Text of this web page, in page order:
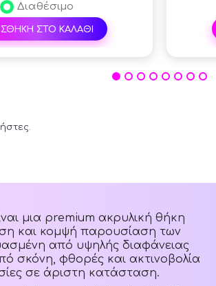
Διαθέσιμο
ΣΤΟ ΚΑΛΑΘΙ
μια premium ακρυλική θήκη
και κομψή παρουσίαση των
από υψηλής διαφάνειας
σκόνη, φθορές και ακτινοβολία
σε άριστη κατάσταση.